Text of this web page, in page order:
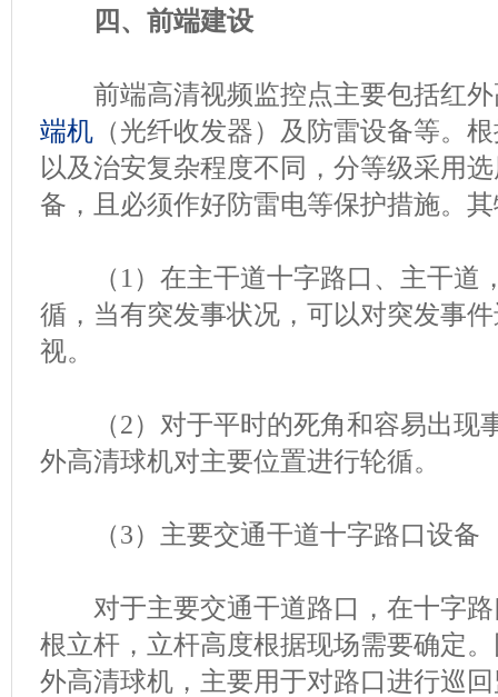
四、前端建设
前端高清视频监控点主要包括红外
端机 （光纤收发器）及防雷设备等。
以及治安复杂程度不同，分等级采用
备，且必须作好防雷电等保护措施。
（1）在主干道十字路口、主干道
循，当有突发事状况，可以对突发事
视。
（2）对于平时的死角和容易出现
外高清球机对主要位置进行轮循。
（3）主要交通干道十字路口设备
对于主要交通干道路口，在十字路
根立杆，立杆高度根据现场需要确定
外高清球机，主要用于对路口进行巡